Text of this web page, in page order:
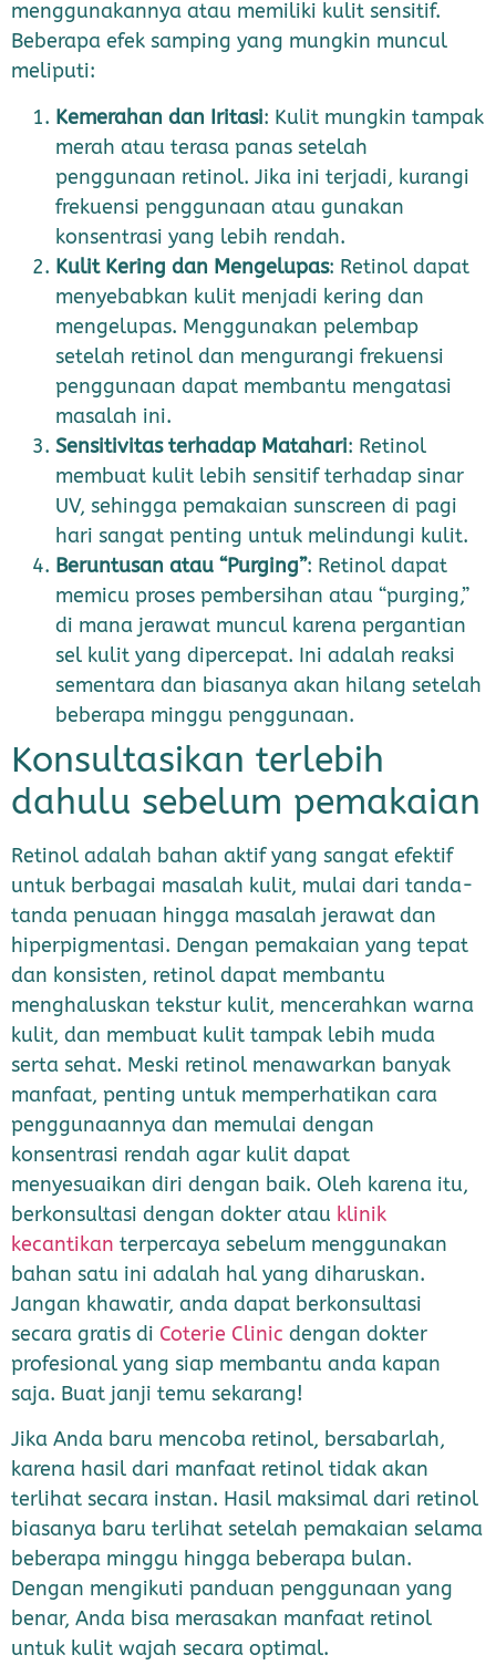
menggunakannya atau memiliki kulit sensitif.
Beberapa efek samping yang mungkin muncul
meliputi:
Kemerahan dan Iritasi: Kulit mungkin tampak
merah atau terasa panas setelah
penggunaan retinol. Jika ini terjadi, kurangi
frekuensi penggunaan atau gunakan
konsentrasi yang lebih rendah.
Kulit Kering dan Mengelupas: Retinol dapat
menyebabkan kulit menjadi kering dan
mengelupas. Menggunakan pelembap
setelah retinol dan mengurangi frekuensi
penggunaan dapat membantu mengatasi
masalah ini.
Sensitivitas terhadap Matahari: Retinol
membuat kulit lebih sensitif terhadap sinar
UV, sehingga pemakaian sunscreen di pagi
hari sangat penting untuk melindungi kulit.
Beruntusan atau “Purging”: Retinol dapat
memicu proses pembersihan atau “purging,”
di mana jerawat muncul karena pergantian
sel kulit yang dipercepat. Ini adalah reaksi
sementara dan biasanya akan hilang setelah
beberapa minggu penggunaan.
Konsultasikan terlebih
dahulu sebelum pemakaian
Retinol adalah bahan aktif yang sangat efektif
untuk berbagai masalah kulit, mulai dari tanda-
tanda penuaan hingga masalah jerawat dan
hiperpigmentasi. Dengan pemakaian yang tepat
dan konsisten, retinol dapat membantu
menghaluskan tekstur kulit, mencerahkan warna
kulit, dan membuat kulit tampak lebih muda
serta sehat. Meski retinol menawarkan banyak
manfaat, penting untuk memperhatikan cara
penggunaannya dan memulai dengan
konsentrasi rendah agar kulit dapat
menyesuaikan diri dengan baik. Oleh karena itu,
berkonsultasi dengan dokter atau klinik
kecantikan terpercaya sebelum menggunakan
bahan satu ini adalah hal yang diharuskan.
Jangan khawatir, anda dapat berkonsultasi
secara gratis di Coterie Clinic dengan dokter
profesional yang siap membantu anda kapan
saja. Buat janji temu sekarang!
Jika Anda baru mencoba retinol, bersabarlah,
karena hasil dari manfaat retinol tidak akan
terlihat secara instan. Hasil maksimal dari retinol
biasanya baru terlihat setelah pemakaian selama
beberapa minggu hingga beberapa bulan.
Dengan mengikuti panduan penggunaan yang
benar, Anda bisa merasakan manfaat retinol
untuk kulit wajah secara optimal.